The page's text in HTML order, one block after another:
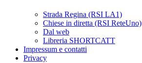
Strada Regina (RSI LA1)
Chiese in diretta (RSI ReteUno)
Dal web
Libreria SHORTCATT
Impressum e contatti
Privacy